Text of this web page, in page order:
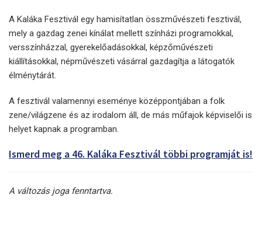
A Kaláka Fesztivál egy hamisítatlan összművészeti fesztivál,
mely a gazdag zenei kínálat mellett színházi programokkal,
versszínházzal, gyerekelőadásokkal, képzőművészeti
kiállításokkal, népművészeti vásárral gazdagítja a látogatók
élménytárát.
A fesztivál valamennyi eseménye középpontjában a folk
zene/világzene és az irodalom áll, de más műfajok képviselői is
helyet kapnak a programban.
Ismerd meg a 46. Kaláka Fesztivál többi programját is!
A változás joga fenntartva.